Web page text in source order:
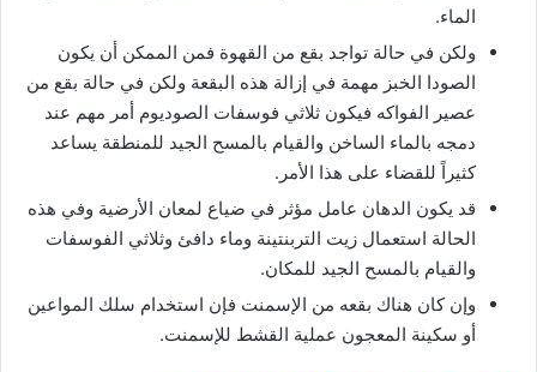
الماء.
ولكن في حالة تواجد بقع من القهوة فمن الممكن أن يكون
الصودا الخبز مهمة في إزالة هذه البقعة ولكن في حالة بقع من
عصير الفواكه فيكون ثلاثي فوسفات الصوديوم أمر مهم عند
دمجه بالماء الساخن والقيام بالمسح الجيد للمنطقة يساعد
كثيراً للقضاء على هذا الأمر.
قد يكون الدهان عامل مؤثر في ضياع لمعان الأرضية وفي هذه
الحالة استعمال زيت التربنتينة وماء دافئ وثلاثي الفوسفات
والقيام بالمسح الجيد للمكان.
وإن كان هناك بقعه من الإسمنت فإن استخدام سلك المواعين
أو سكينة المعجون عملية القشط للإسمنت.